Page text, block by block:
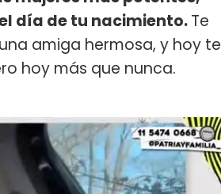
día de tu nacimiento.Te
amiga hermosa, y hoy te
hoy más que nunca.